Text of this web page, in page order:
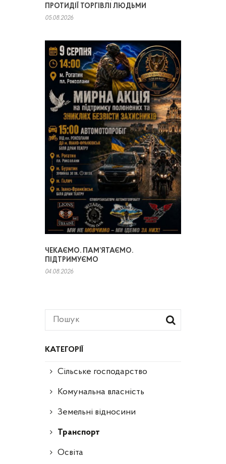
КАТЕГОРІЇ
Сільське господарство
Комунальна власність
Земельні відносини
Транспорт
Освіта
ПРОТИДІЇ ТОРГІВЛІ ЛЮДЬМИ
05.08.2026
ЧЕКАЄМО. ПАМ’ЯТАЄМО.
ПІДТРИМУЄМО
04.08.2026